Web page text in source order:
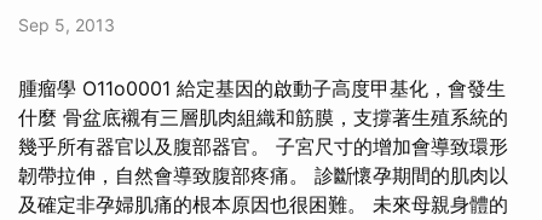
Sep 5, 2013
腫瘤學 O11o0001 給定基因的啟動子高度甲基化，會發生
什麼 骨盆底襯有三層肌肉組織和筋膜，支撐著生殖系統的
幾乎所有器官以及腹部器官。 子宮尺寸的增加會導致環形
韌帶拉伸，自然會導致腹部疼痛。 診斷懷孕期間的肌肉以
及確定非孕婦肌痛的根本原因也很困難。 未來母親身體的